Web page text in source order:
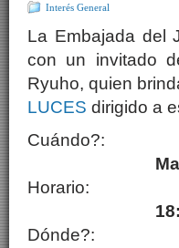
Interés General
La Embajada del
con un invitado
Ryuho, quien
LUCES dirigido a